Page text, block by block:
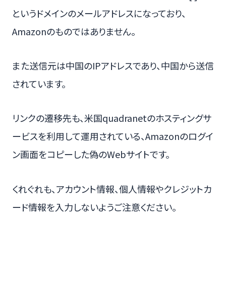
というドメインのメールアドレスになっており、
Amazonのものではありません。
また送信元は中国のIPアドレスであり、中国から送信
されています。
リンクの遷移先も、米国quadranetのホスティングサ
ービスを利用して運用されている、Amazonのログイ
ン画面をコピーした偽のWebサイトです。
くれぐれも、アカウント情報、個人情報やクレジットカ
ード情報を入力しないようご注意ください。